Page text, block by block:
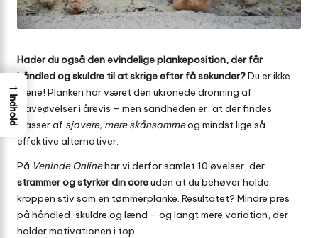
Hader du også den evindelige plankeposition, der får
håndled og skuldre til at skrige efter få sekunder?Du er ikke
alene! Planken har været den ukronede dronning af
maveøvelser i årevis – men sandheden er, at der findes
masser af sjovere, mere skånsommeog mindst lige så
effektive alternativer.
På Veninde Onlinehar vi derfor samlet 10 øvelser, der
strammer og styrker din coreuden at du behøver holde
kroppen stiv som en tømmerplanke. Resultatet? Mindre pres
på håndled, skuldre og lænd – og langt mere variation, der
holder motivationen i top.
→
Indhold